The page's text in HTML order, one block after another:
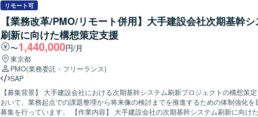
金融庁ガイドライン対応を含むセキュリティ業務全般のリードを担っていただきま
ーの方には、PMO業務として管理資料の更新をはじめとした事務処理や、プロジ
関する各種支援業務を行っていただきます。 【求める人物像】 セキュリティ分野やクラウド、
ITインフラに関する経験を活かしながら、金融業界のセキュリティガバナンス強化
取り組んでいただける方を求めております。グローバルプロジェクトでの英語を用
ニケーションに前向きに取り組める方や、関係者と連携しながら粘り強くプロジェ
できる方が望ましいです。 【ポジションの魅力】 金融業界におけるセキュリティガバナンスや
評価対応といった重要領域において、グローバルプロジェクトに参画しながら専門
いただけます。クラウドやITインフラに関する知見とセキュリティ領域の実務経験
せることで、今後のキャリア形成においても価値の高い経験を積んでいただけます。 【開
境】 クラウド環境としてAzureおよびAWSを活用したセキュリティ関連業務となり
リモート可
【業務改革/PMO/リモート併用】大手建設会社次期基幹
刷新に向けた構想策定支援
〜1,440,000円/月
東京都
PMO(業務委託・フリーランス)
SAP
【募集背景】 大手建設会社における次期基幹システム刷新プロジェクトの構想策
おいて、業務起点での課題整理から将来像の検討までを推進するための体制強化を
募集を行っています。 【作業内容】 大手建設会社の次期基幹システム刷新に向けた超上流の構